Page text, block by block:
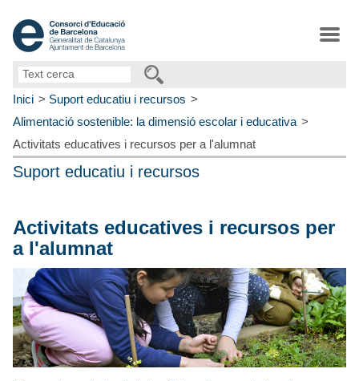
Text
Inici
Suport educatiu i recursos
Alimentació sostenible: la dimensió escolar i educativa
Activitats educatives i recursos per a l'alumnat
Suport educatiu i recursos
Activitats educatives i recursos per
a l'alumnat